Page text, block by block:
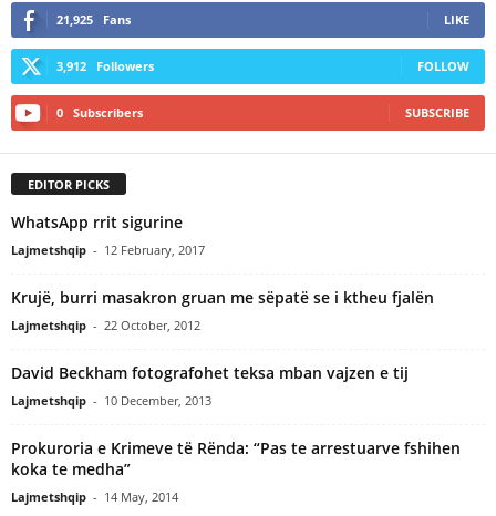
21,925 Fans LIKE
3,912 Followers FOLLOW
0 Subscribers SUBSCRIBE
EDITOR PICKS
WhatsApp rrit sigurine
Lajmetshqip - 12 February, 2017
Krujë, burri masakron gruan me sëpatë se i ktheu fjalën
Lajmetshqip - 22 October, 2012
David Beckham fotografohet teksa mban vajzen e tij
Lajmetshqip - 10 December, 2013
Prokuroria e Krimeve të Rënda: “Pas te arrestuarve fshihen
koka te medha”
Lajmetshqip - 14 May, 2014